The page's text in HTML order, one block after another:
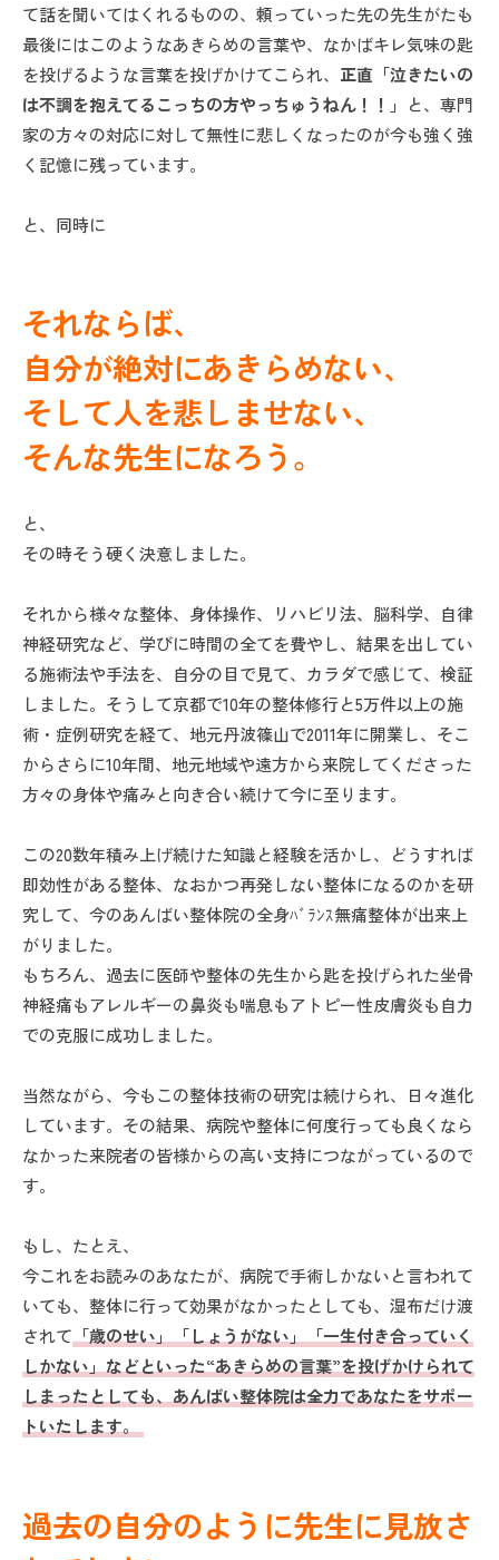
て話を聞いてはくれるものの、頼っていった先の先生がたも
最後にはこのようなあきらめの言葉や、なかばキレ気味の匙
を投げるような言葉を投げかけてこられ、 正直「泣きたいの
は不調を抱えてるこっちの方やっちゅうねん！！」
と、専門
家の方々の対応に対して無性に悲しくなったのが今も強く強
く記憶に残っています。
と、同時に
それならば、
自分が絶対にあきらめない、
そして人を悲しませない、
そんな先生になろう。
と、
その時そう硬く決意しました。
それから様々な整体、身体操作、リハビリ法、脳科学、自律
神経研究など、学びに時間の全てを費やし、結果を出してい
る施術法や手法を、自分の目で見て、カラダで感じて、検証
しました。そうして京都で10年の整体修行と5万件以上の施
術・症例研究を経て、地元丹波篠山で2011年に開業し、そこ
からさらに10年間、地元地域や遠方から来院してくださった
方々の身体や痛みと向き合い続けて今に至ります。
この20数年積み上げ続けた知識と経験を活かし、どうすれば
即効性がある整体、なおかつ再発しない整体になるのかを研
究して、今のあんばい整体院の全身ﾊﾞﾗﾝｽ無痛整体が出来上
がりました。
もちろん、過去に医師や整体の先生から匙を投げられた坐骨
神経痛もアレルギーの鼻炎も喘息もアトピー性皮膚炎も自力
での克服に成功しました。
当然ながら、今もこの整体技術の研究は続けられ、日々進化
しています。その結果、病院や整体に何度行っても良くなら
なかった来院者の皆様からの高い支持につながっているので
す。
もし、たとえ、
今これをお読みのあなたが、病院で手術しかないと言われて
いても、整体に行って効果がなかったとしても、湿布だけ渡
されて「歳のせい」「しょうがない」「一生付き合っていく
しかない」などといった“あきらめの言葉”を投げかけられて
しまったとしても、あんばい整体院は全力であなたをサポー
トいたします。
過去の自分のように先生に見放さ